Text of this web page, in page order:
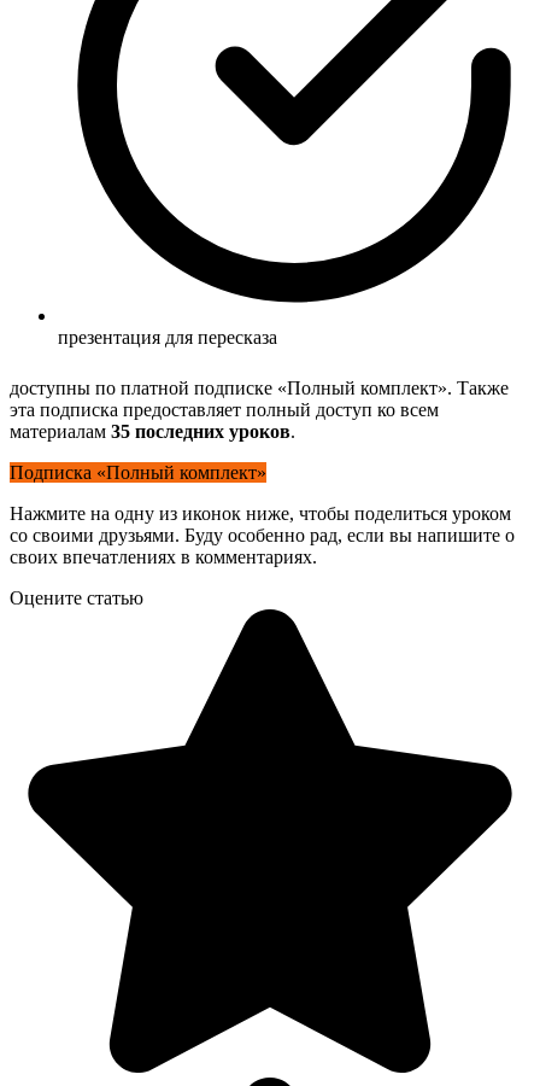
презентация для пересказа
доступны по платной подписке «Полный комплект». Также
эта подписка предоставляет полный доступ ко всем
материалам 35 последних уроков.
Подписка «Полный комплект»
Нажмите на одну из иконок ниже, чтобы поделиться уроком
со своими друзьями. Буду особенно рад, если вы напишите о
своих впечатлениях в комментариях.
Оцените статью